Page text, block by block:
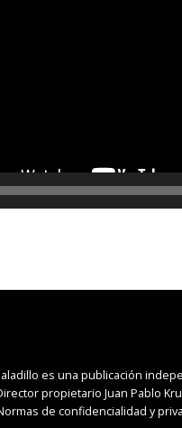
es una publicación
propietario Juan Pablo
de confidencialidad y